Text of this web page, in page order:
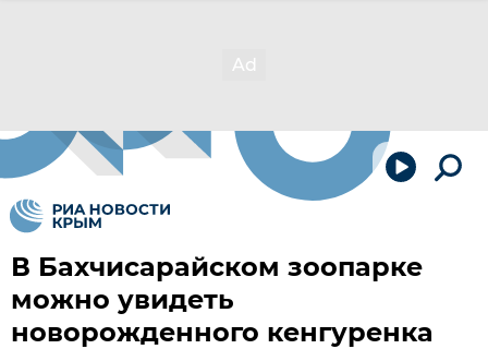
В Бахчисарайском зоопарке
можно увидеть
новорожденного кенгуренка